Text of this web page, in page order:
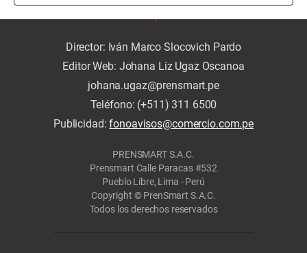
Director: Iván Marco Slocovich Pardo
Editor Web: Johana Liz Ugaz Oscanoa
johana.ugaz@prensmart.pe
Teléfono: (+511) 311 6500
Publicidad:fonoavisos@comercio.com.pe
PRENSMART S.A.C.
Prensmart Calle Paracas #532
Pueblo Libre, Lima - Perú
Copyright © PrenSmart S.A.C.
Todos los derechos reservados